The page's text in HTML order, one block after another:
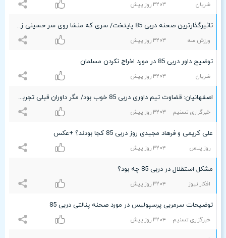
شریان ٣۲۰٣ روز پیش
تاثیرگذارترین صحنه دربی 85 پایتخت/ سری که منشا روی سر حسینی زد (عکس)
ورزش سه ٣۲۰٣ روز پیش
توضیح داور دربی 85 در مورد اخراج نکردن مسلمان
شریان ٣۲۰٣ روز پیش
اصفهانیان: قضاوت تیم داوری دربی 85 خوب بود/ مگر داوران قبلی تجربه قضاوت دربی را داشتند؟
خبرگزاری تسنیم ٣۲۰٣ روز پیش
علی کریمی و فرهاد مجیدی روز دربی 85 کجا بودند؟ +عکس
روز پلاس ٣۲۰۴ روز پیش
مشکل استقلال در دربی 85 چه بود؟
افکار نیوز ٣۲۰۴ روز پیش
توضیحات سرمربی پرسپولیس در مورد صحنه پنالتی دربی 85
خبرگزاری تسنیم ٣۲۰۴ روز پیش